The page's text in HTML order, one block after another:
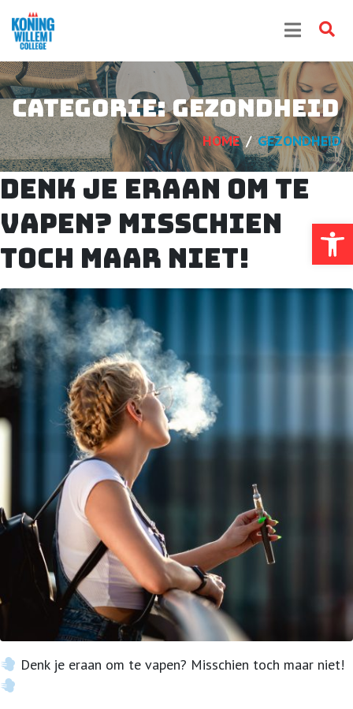
Categorie:Gezondheid
HOME GEZONDHEID
Denk je eraan om te
vapen? Misschien
toch maar niet!
Denk je eraan om te vapen? Misschien toch maar niet!